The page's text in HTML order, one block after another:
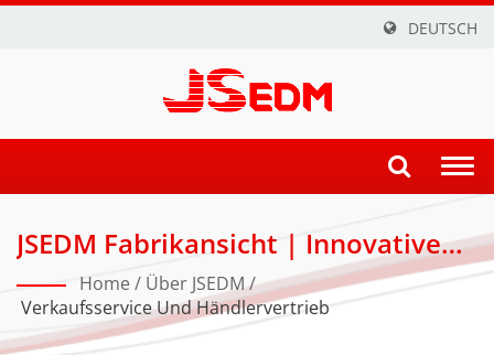
DEUTSCH
JSEDM Fabrikansicht | Innovative
Drahtschneid-, CNC- Und ZNC-EDM-
Lösungen Für Präzisionsindustrien
Home / Über JSEDM/
Verkaufsservice Und Händlervertrieb